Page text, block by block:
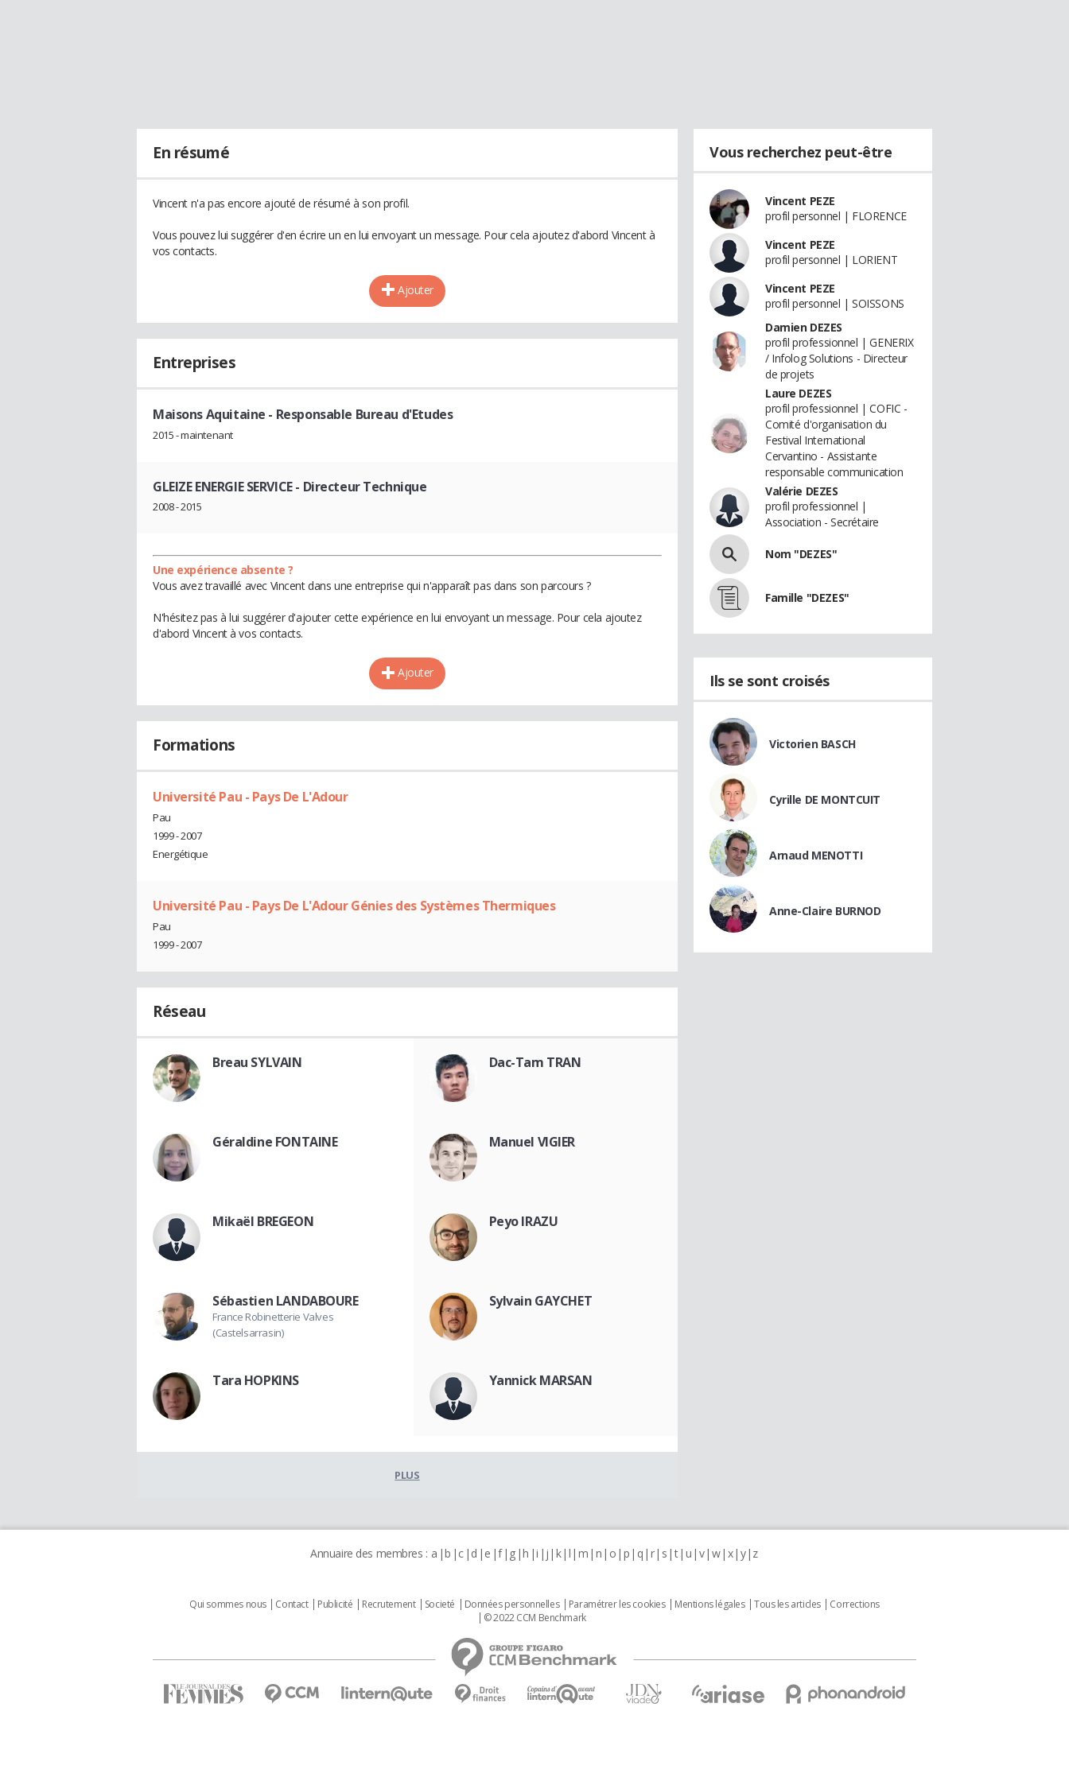
En résumé
Vincent n'a pas encore ajouté de résumé à son profil.
Vous pouvez lui suggérer d'en écrire un en lui envoyant un message. Pour cela ajoutez d'abord Vincent à
vos contacts.
Ajouter
Entreprises
Maisons Aquitaine - Responsable Bureau d'Etudes
2015 - maintenant
GLEIZE ENERGIE SERVICE- Directeur Technique
2008 - 2015
Une expérience absente ?
Vous avez travaillé avec Vincent dans une entreprise qui n'apparaît pas dans son parcours ?
N'hésitez pas à lui suggérer d'ajouter cette expérience en lui envoyant un message. Pour cela ajoutez
d'abord Vincent à vos contacts.
Ajouter
Formations
Université Pau - Pays De L'Adour
Pau
1999 - 2007
Energétique
Université Pau - Pays De L'Adour Génies des Systèmes Thermiques
Pau
1999 - 2007
Réseau
Breau SYLVAIN Dac-Tam TRAN
Géraldine FONTAINE Manuel VIGIER
Mikaël BREGEON Peyo IRAZU
Sébastien LANDABOURE
France Robinetterie Valves
(Castelsarrasin)
Sylvain GAYCHET
Tara HOPKINS Yannick MARSAN
PLUS
Vous recherchez peut-être
Vincent PEZE
profil personnel | FLORENCE
Vincent PEZE
profil personnel | LORIENT
Vincent PEZE
profil personnel | SOISSONS
Damien DEZES
profil professionnel | GENERIX
/ Infolog Solutions - Directeur
de projets
Laure DEZES
profil professionnel | COFIC -
Comité d'organisation du
Festival International
Cervantino - Assistante
responsable communication
Valérie DEZES
profil professionnel |
Association - Secrétaire
Nom "DEZES"
Famille "DEZES"
Ils se sont croisés
Victorien BASCH
Cyrille DE MONTCUIT
Arnaud MENOTTI
Anne-Claire BURNOD
Annuaire des membres : a b c d e f g h i j k l m n o p q r s t u v w x y z
Qui sommes nous Contact Publicité Recrutement Societé Données personnelles Paramétrer les cookies Mentions légales Tous les articles
Corrections
© 2022 CCM Benchmark